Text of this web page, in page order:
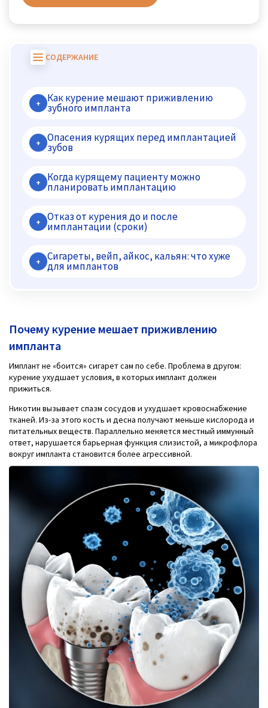
СОДЕРЖАНИЕ
+ Как курение мешают приживлению
зубного импланта
+ Опасения курящих перед имплантацией
зубов
+ Когда курящему пациенту можно
планировать имплантацию
+ Отказ от курения до и после
имплантации (сроки)
+ Сигареты, вейп, айкос, кальян: что хуже
для имплантов
Почему курение мешает приживлению
импланта
Имплант не «боится» сигарет сам по себе. Проблема в другом:
курение ухудшает условия, в которых имплант должен
прижиться.
Никотин вызывает спазм сосудов и ухудшает кровоснабжение
тканей. Из-за этого кость и десна получают меньше кислорода и
питательных веществ. Параллельно меняется местный иммунный
ответ, нарушается барьерная функция слизистой, а микрофлора
вокруг импланта становится более агрессивной.